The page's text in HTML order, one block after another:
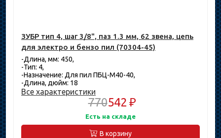
ЗУБР тип 4, шаг 3/8", паз 1.3 мм, 62 звена, цепь
для электро и бензо пил (70304-45)
-Длина, мм: 450,
-Тип: 4,
-Назначение: Для пил ПБЦ-М40-40,
-Длина, дюйм: 18
Все характеристики
770542 ₽
Есть на складе
В корзину